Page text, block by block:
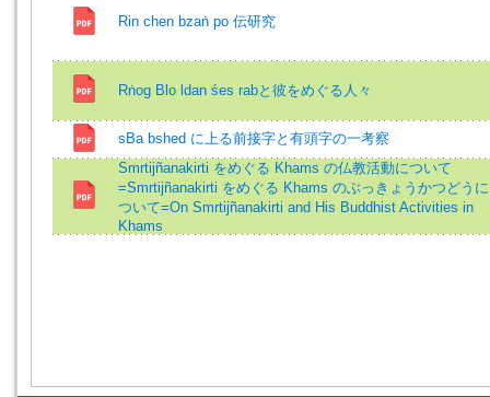
Rin chen bzaṅ po 伝研究
Rṅog Blo ldan śes rabと彼をめぐる人々
sBa bshed に上る前接字と有頭字の一考察
Smrtijñanakirti をめぐる Khams の仏教活動について
=Smrtijñanakirti をめぐる Khams のぶっきょうかつどうに
ついて=On Smrtijñanakirti and His Buddhist Activities in
Khams